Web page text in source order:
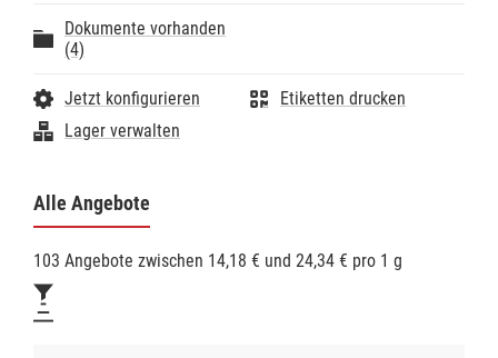
Dokumente vorhanden
(4)
Jetzt konfigurieren
Lager verwalten
Etiketten drucken
Alle Angebote
103 Angebote zwischen 14,18 € und 24,34 € pro 1 g